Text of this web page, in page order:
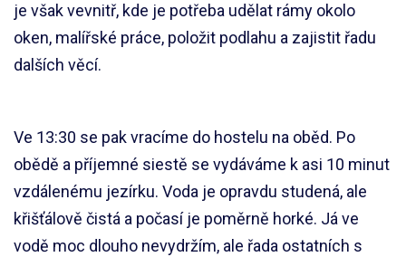
je však vevnitř, kde je potřeba udělat rámy okolo
oken, malířské práce, položit podlahu a zajistit řadu
dalších věcí.
Ve 13:30 se pak vracíme do hostelu na oběd. Po
obědě a příjemné siestě se vydáváme k asi 10 minut
vzdálenému jezírku. Voda je opravdu studená, ale
křišťálově čistá a počasí je poměrně horké. Já ve
vodě moc dlouho nevydržím, ale řada ostatních s